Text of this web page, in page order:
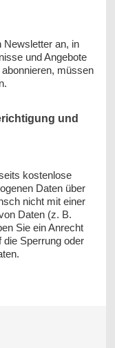
Newsletter an, in
und Angebote
müssen
und
kostenlose
Daten über
nicht mit einer
Daten (z. B.
Sie ein Anrecht
die Sperrung oder